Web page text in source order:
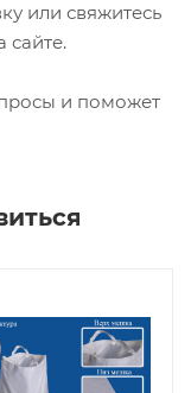
или свяжитесь
сайте.
и поможет